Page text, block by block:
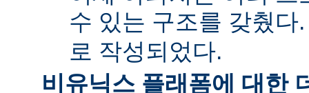
수 있는 구조를 갖췄
로 작성되었다.
비유닉스 플래폼에 대한